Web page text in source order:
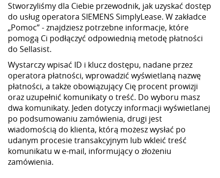
Stworzyliśmy dla Ciebie przewodnik, jak uzyskać dostęp
do usług operatora SIEMENS SimplyLease. W zakładce
„Pomoc” - znajdziesz potrzebne informacje, które
pomogą Ci podłączyć odpowiednią metodę płatności
do Sellasist.
Wystarczy wpisać ID i klucz dostępu, nadane przez
operatora płatności, wprowadzić wyświetlaną nazwę
płatności, a także obowiązujący Cię procent prowizji
oraz uzupełnić komunikaty o treść. Do wyboru masz
dwa komunikaty. Jeden dotyczy informacji wyświetlanej
po podsumowaniu zamówienia, drugi jest
wiadomością do klienta, którą możesz wysłać po
udanym procesie transakcyjnym lub wkleić treść
komunikatu w e-mail, informujący o złożeniu
zamówienia.